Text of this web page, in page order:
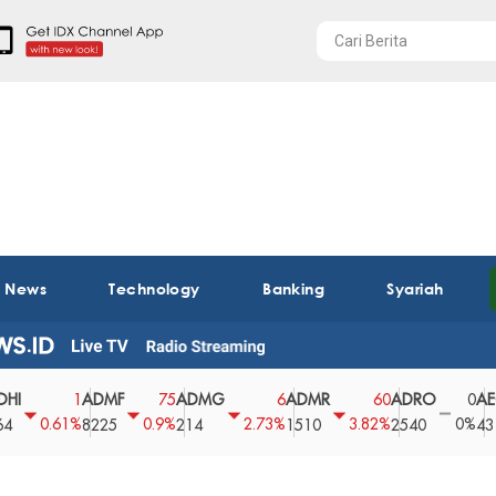
Technology Banking Syariah
ADMF
8225
75
0.9%
ADMG
214
2.73%
ADMR
1510
60
3.82%
ADRO
2540
0
0%
AEGS